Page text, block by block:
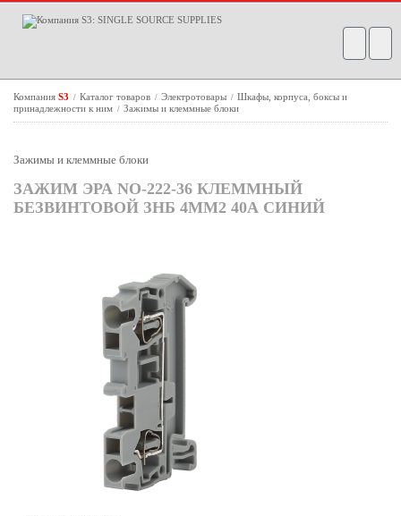
Компания S3 / Каталог товаров / Электротовары / Шкафы, корпуса, боксы и
принадлежности к ним / Зажимы и клеммные блоки
Зажимы и клеммные блоки
ЗАЖИМ ЭРА NO-222-36 КЛЕММНЫЙ
БЕЗВИНТОВОЙ ЗНБ 4ММ2 40А СИНИЙ